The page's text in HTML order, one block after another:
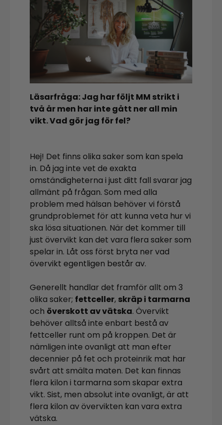
Läsarfråga: Jag har följt MM strikt i
två år men har inte gått ner all min
vikt. Vad gör jag för fel?
Hej! Det finns olika saker som kan spela
in. Då jag inte vet de exakta
omständigheterna i just ditt fall svarar jag
allmänt på frågan. Som med alla
problem med hälsan behöver vi förstå
grundproblemet för att kunna veta hur vi
ska lösa situationen. När det kommer till
just övervikt kan det vara flera saker som
spelar in. Låt oss först bryta ner vad
övervikt egentligen består av.
Generellt handlar det framför allt om 3
olika saker; fettceller, skräp i tarmarna
och överskott av vätska. Övervikt
behöver alltså inte enbart bestå av
fettceller runt om på kroppen. Det är
nämligen inte ovanligt att man efter
decennier på fet och proteinrik mat har
svårt att smälta maten. Det kan finnas
flera kilon i tarmarna som skapar extra
vikt. Sist, men absolut inte ovanligt, är att
flera kilon av övervikten kan vara extra
vätska.